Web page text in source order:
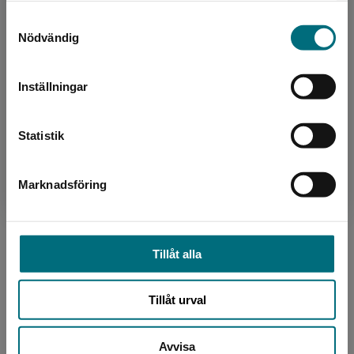
Nödvändig
Inställningar
Statistik
Marknadsföring
Tillåt alla
Tillåt urval
Avvisa
nyponochviljaforlag.se via en enhet utanför
Sverige. För att kunna slutföra ett köp måste
Temaarbeten blir både enklare och roligare med rätt
böcker. Därför erbjuder vi böcker för förskolan inom
en mängd olika teman – från kroppen och känslor till